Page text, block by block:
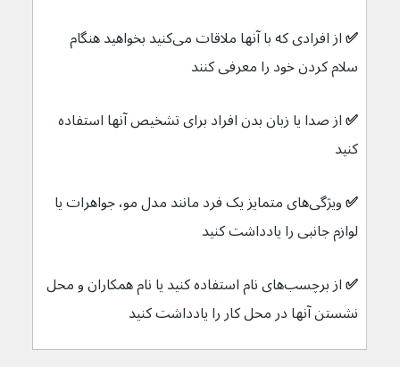
✅
از افرادی که با آنها ملاقات می‌کنید بخواهید هنگام
سلام کردن خود را معرفی کنند
✅ از صدا یا زبان بدن افراد برای تشخیص آنها استفاده
کنید
✅
ویژگی‌های متمایز یک فرد مانند مدل مو، جواهرات یا
لوازم جانبی را یادداشت کنید
✅
از برچسب‌های نام استفاده کنید یا نام همکاران و محل
نشستن آنها در محل کار را یادداشت کنید